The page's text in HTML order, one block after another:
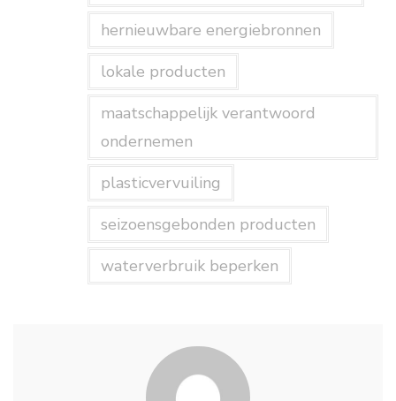
hernieuwbare energiebronnen
lokale producten
maatschappelijk verantwoord
ondernemen
plasticvervuiling
seizoensgebonden producten
waterverbruik beperken